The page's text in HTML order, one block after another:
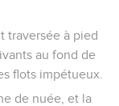
traversée à pied
au fond de
flots impétueux.
de nuée, et la